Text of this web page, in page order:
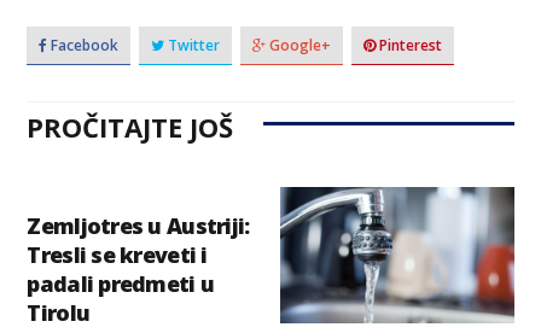
Facebook Twitter Google+ Pinterest
PROČITAJTE JOŠ
Zemljotres u Austriji:
Tresli se kreveti i
padali predmeti u
Tirolu